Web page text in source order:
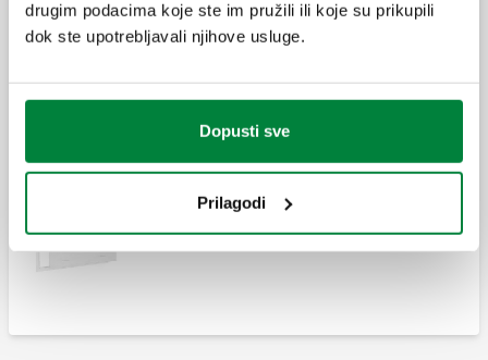
drugim podacima koje ste im pružili ili koje su prikupili
dok ste upotrebljavali njihove usluge.
Dopusti sve
Prilagodi
Obujmice za pričvršćivanje za dvostruke
Zidni ormarić od čeličnog lima za pregled razdjelnika
(80 - 120 mm)
serije 349, 350, 592, 662, 671, 664 i 665.
Priključak za zidni ormarić s okvirom.